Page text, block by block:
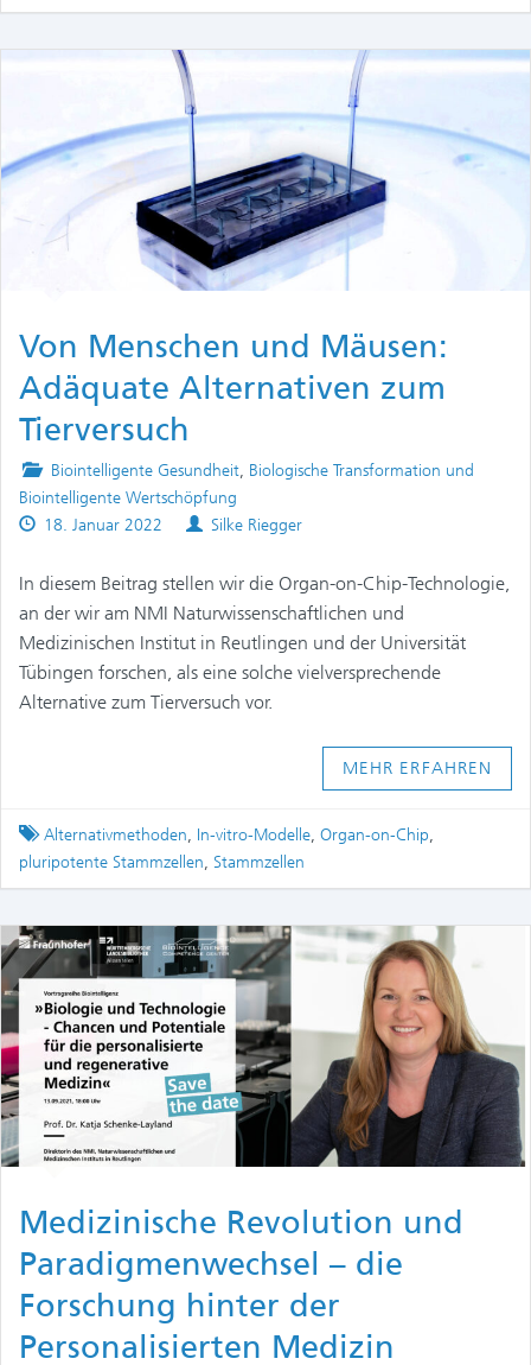
Von Menschen und Mäusen:
Adäquate Alternativen zum
Tierversuch
Posted
in
Biointelligente Gesundheit, Biologische Transformation und
Biointelligente Wertschöpfung
Published
18. Januar 2022 Authors
Silke Riegger
In diesem Beitrag stellen wir die Organ-on-Chip-Technologie,
an der wir am NMI Naturwissenschaftlichen und
Medizinischen Institut in Reutlingen und der Universität
Tübingen forschen, als eine solche vielversprechende
Alternative zum Tierversuch vor.
MEHR ERFAHREN
Tagged
Alternativmethoden, In-vitro-Modelle, Organ-on-Chip,
pluripotente Stammzellen, Stammzellen
Medizinische Revolution und
Paradigmenwechsel – die
Forschung hinter der
Personalisierten Medizin